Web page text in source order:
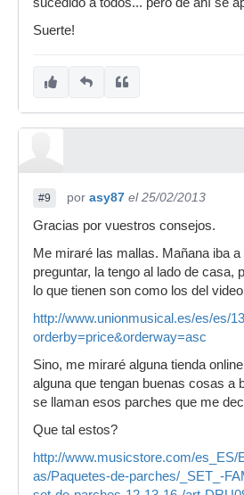
Suerte!
#9 por asy87 el 25/02/2013
Gracias por vuestros consejos.
Me miraré las mallas. Mañana iba
preguntar, la tengo al lado de casa,
lo que tienen son como los del
http://www.unionmusical.es/es/es/
orderby=price&orderway=asc
Sino, me miraré alguna tienda
alguna que tengan buenas cosas a
se llaman esos parches que me
Que tal estos?
http://www.musicstore.com/es_ES/
as/Paquetes-de-parches/_SET_-